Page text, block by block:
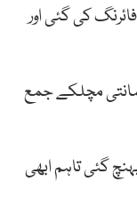
کی گئی اور
مچلکے جمع
گئی تاہم ابھی